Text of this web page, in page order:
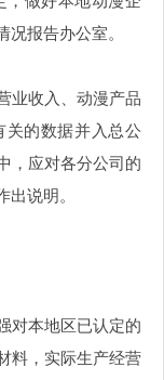
报告办公室。
业收入、动漫产品
的数据并入总公
，应对各分公司的
说明。
对本地区已认定的
料，实际生产经营